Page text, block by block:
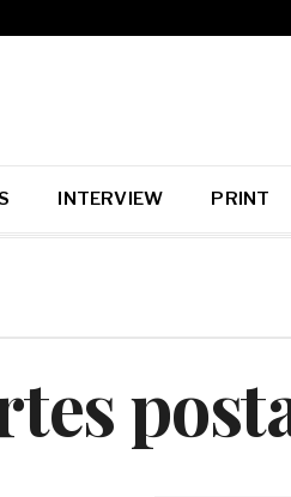
INTERVIEW PRINT